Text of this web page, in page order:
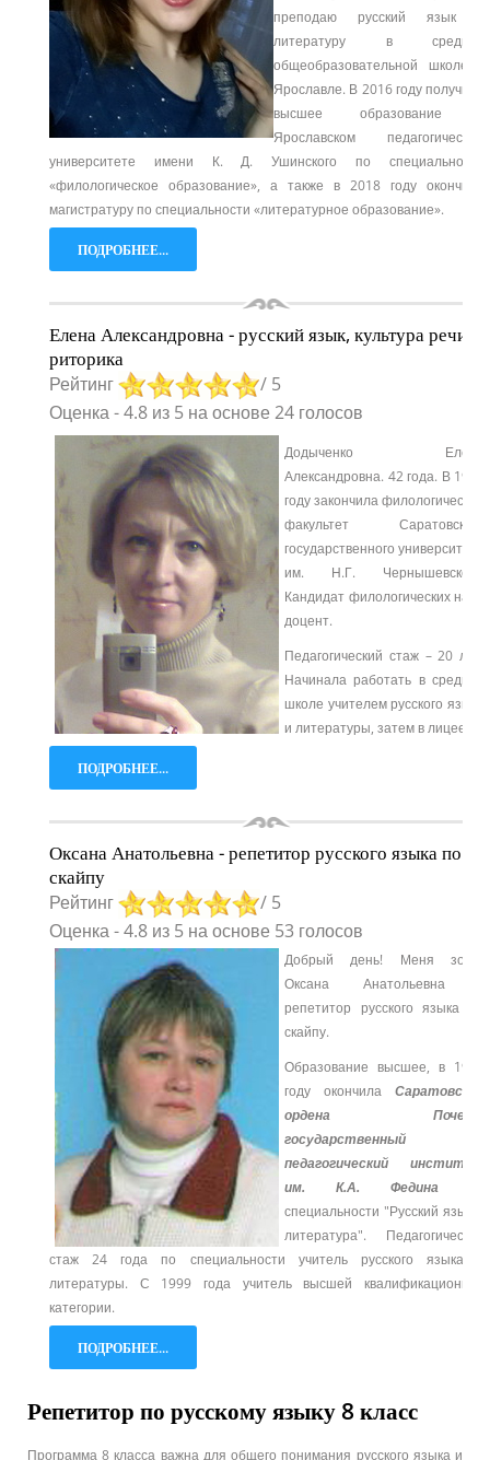
преподаю русский язык и
литературу в средней
общеобразовательной школе в
Ярославле. В 2016 году получила
высшее образование в
Ярославском педагогическом
университете имени К. Д. Ушинского по специальности
«филологическое образование», а также в 2018 году окончила
магистратуру по специальности «литературное образование».
ПОДРОБНЕЕ...
Елена Александровна - русский язык, культура речи,
риторика
Рейтинг
/ 5
Оценка-4.8 из 5 на основе 24 голосов
Додыченко Елена
Александровна. 42 года. В 1997
году закончила филологический
факультет Саратовского
государственного университета
им. Н.Г. Чернышевского.
Кандидат филологических наук,
доцент.
Педагогический стаж – 20 лет.
Начинала работать в средней
школе учителем русского языка
и литературы, затем в лицее.
ПОДРОБНЕЕ...
Оксана Анатольевна - репетитор русского языка по
скайпу
Рейтинг
/ 5
Оценка-4.8 из 5 на основе 53 голосов
Добрый день! Меня зовут
Оксана Анатольевна –
репетитор русского языка по
скайпу.
Образование высшее, в 1991
году окончила Саратовский
ордена Почета
государственный
педагогический институт
им. К.А. Федина
специальности "Русский язык и
литература". Педагогический
стаж 24 года по специальности учитель русского языка и
литературы. С 1999 года учитель высшей квалификационной
категории.
ПОДРОБНЕЕ...
Репетитор по русскому языку 8 класс
Программа 8 класса важна для общего понимания русского языка и